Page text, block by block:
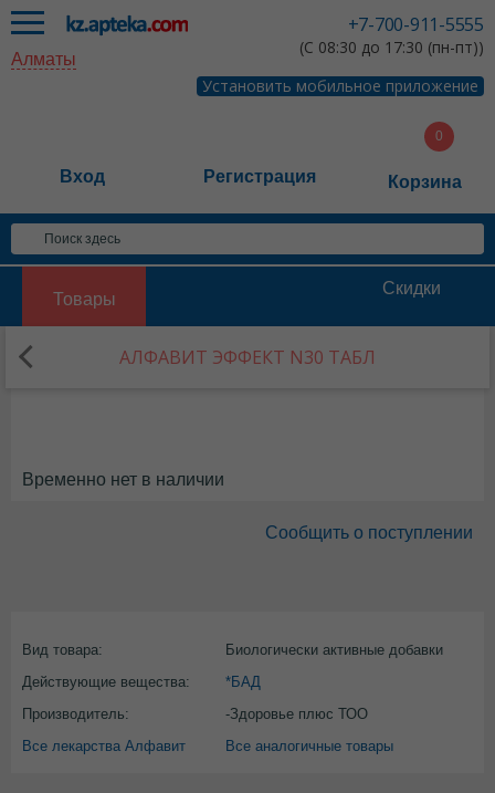
+7-700-911-5555
(С 08:30 до 17:30 (пн-пт))
Установить мобильное приложение
Алматы
Вход Регистрация Корзина
Товары
Скидки
АЛФАВИТ ЭФФЕКТ N30 ТАБЛ
Временно нет в наличии
Сообщить о поступлении
Вид товара:
Биологически активные добавки
Действующие вещества:
*БАД
Производитель:
-Здоровье плюс ТОО
Все лекарства Алфавит
Все аналогичные товары